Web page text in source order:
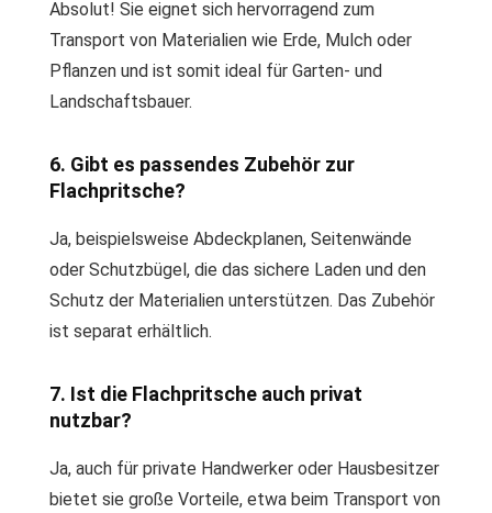
Absolut! Sie eignet sich hervorragend zum
Transport von Materialien wie Erde, Mulch oder
Pflanzen und ist somit ideal für Garten- und
Landschaftsbauer.
6. Gibt es passendes Zubehör zur
Flachpritsche?
Ja, beispielsweise Abdeckplanen, Seitenwände
oder Schutzbügel, die das sichere Laden und den
Schutz der Materialien unterstützen. Das Zubehör
ist separat erhältlich.
7. Ist die Flachpritsche auch privat
nutzbar?
Ja, auch für private Handwerker oder Hausbesitzer
bietet sie große Vorteile, etwa beim Transport von